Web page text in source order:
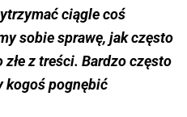
ciągle coś
sobie sprawę, jak często
z treści. Bardzo często
kogoś pognębić